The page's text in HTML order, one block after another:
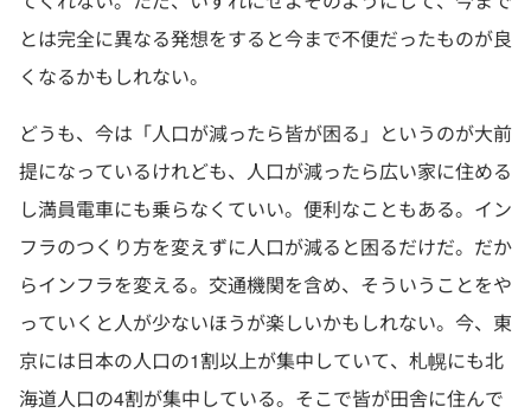
とは完全に異なる発想をすると今まで不便だったものが良
くなるかもしれない。
どうも、今は「人口が減ったら皆が困る」というのが大前
提になっているけれども、人口が減ったら広い家に住める
し満員電車にも乗らなくていい。便利なこともある。イン
フラのつくり方を変えずに人口が減ると困るだけだ。だか
らインフラを変える。交通機関を含め、そういうことをや
っていくと人が少ないほうが楽しいかもしれない。今、東
京には日本の人口の1割以上が集中していて、札幌にも北
海道人口の4割が集中している。そこで皆が田舎に住んで